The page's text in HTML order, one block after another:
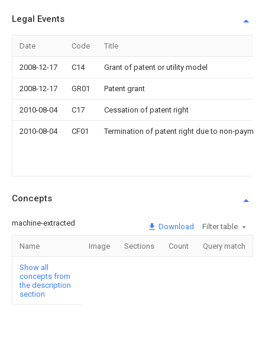
Legal Events
Date Code Title
2008-12-17 C14 Grant of patent or utility model
2008-12-17 GR01 Patent grant
2010-08-04 C17 Cessation of patent right
2010-08-04 CF01 Termination of patent right due to non-
Concepts
machine-extracted Download Filter table
Name Image Sections Count Query match
Show all
concepts from
the description
section